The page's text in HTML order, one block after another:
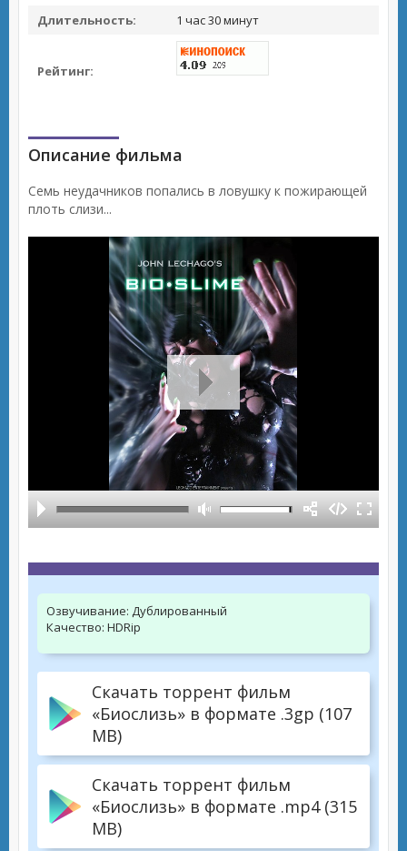
Длительность:
1 час 30 минут
Рейтинг:
Описание фильма
Семь неудачников попались в ловушку к пожирающей
плоть слизи...
Озвучивание: Дублированный
Качество: HDRip
Скачать торрент фильм
«Биослизь» в формате .3gp (107
MB)
Скачать торрент фильм
«Биослизь» в формате .mp4 (315
MB)